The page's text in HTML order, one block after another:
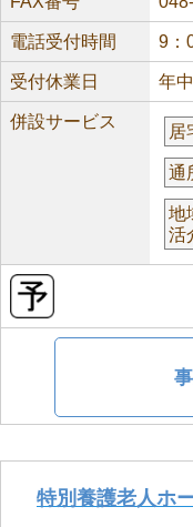
電話受付時間 9：
受付休業日 年
併設サービス
居
通
地
活
特別養護老人ホ